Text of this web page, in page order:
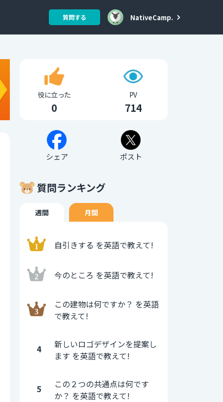
質問する NativeCamp.
役に立った
0
PV
714
シェア ポスト
質問ランキング
週間 月間
自引きする を英語で教えて!
今のところ を英語で教えて!
この建物は何ですか？ を英語
で教えて!
4
新しいロゴデザインを提案し
ます を英語で教えて!
5
この２つの共通点は何です
か？ を英語で教えて!